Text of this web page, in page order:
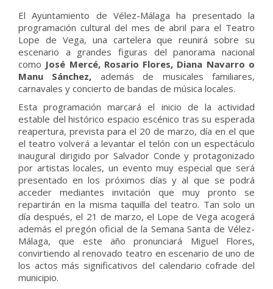
El Ayuntamiento de Vélez-Málaga ha presentado la
programación cultural del mes de abril para el Teatro
Lope de Vega, una cartelera que reunirá sobre su
escenario a grandes figuras del panorama nacional
como José Mercé, Rosario Flores, Diana Navarro o
Manu Sánchez, además de musicales familiares,
carnavales y concierto de bandas de música locales.
Esta programación marcará el inicio de la actividad
estable del histórico espacio escénico tras su esperada
reapertura, prevista para el 20 de marzo, día en el que
el teatro volverá a levantar el telón con un espectáculo
inaugural dirigido por Salvador Conde y protagonizado
por artistas locales, un evento muy especial que será
presentado en los próximos días y al que se podrá
acceder mediantes invitación que muy pronto se
repartirán en la misma taquilla del teatro. Tan solo un
día después, el 21 de marzo, el Lope de Vega acogerá
además el pregón oficial de la Semana Santa de Vélez-
Málaga, que este año pronunciará Miguel Flores,
convirtiendo al renovado teatro en escenario de uno de
los actos más significativos del calendario cofrade del
municipio.